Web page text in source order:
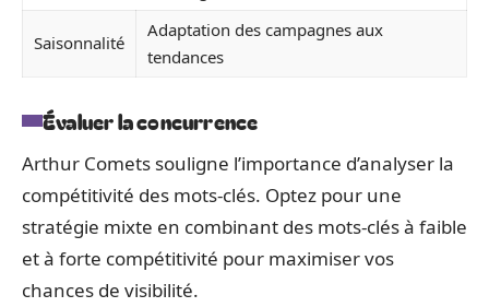
Saisonnalité
Adaptation des campagnes aux
tendances
Évaluer la concurrence
Arthur Comets souligne l’importance d’analyser la
compétitivité des mots-clés. Optez pour une
stratégie mixte en combinant des mots-clés à faible
et à forte compétitivité pour maximiser vos
chances de visibilité.